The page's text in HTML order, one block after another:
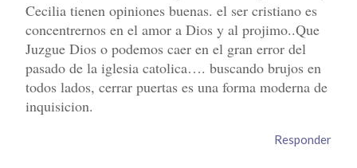
Cecilia tienen opiniones buenas. el ser cristiano es
concentrernos en el amor a Dios y al projimo..Que
Juzgue Dios o podemos caer en el gran error del
pasado de la iglesia catolica…. buscando brujos en
todos lados, cerrar puertas es una forma moderna de
inquisicion.
Responder